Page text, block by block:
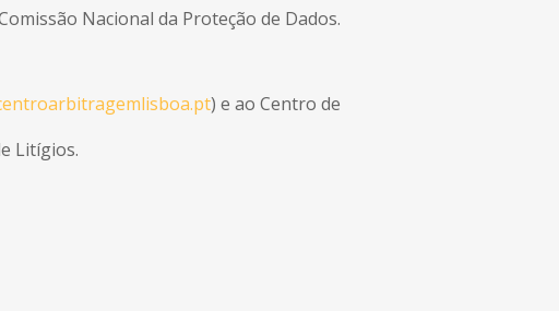
Nacional da Proteção de Dados.
) e ao Centro de
Litígios.